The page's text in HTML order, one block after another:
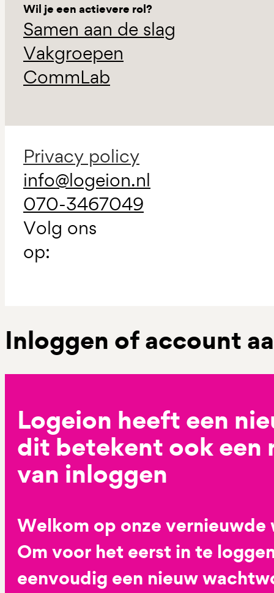
Wil je een actievere rol?
Samen aan de slag
Vakgroepen
CommLab
Privacy policy
info@logeion.nl
070-3467049
Volg ons
op:
Inloggen of account
Logeion heeft een
dit betekent ook een
van inloggen
Welkom op onze vernieuwde
Om voor het eerst in te
eenvoudig een nieuw